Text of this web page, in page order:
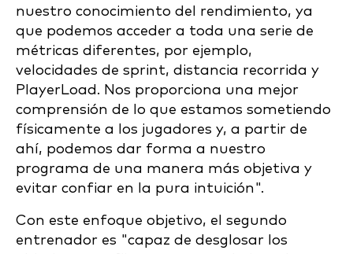
nuestro conocimiento del rendimiento, ya
que podemos acceder a toda una serie de
métricas diferentes, por ejemplo,
velocidades de sprint, distancia recorrida y
PlayerLoad. Nos proporciona una mejor
comprensión de lo que estamos sometiendo
físicamente a los jugadores y, a partir de
ahí, podemos dar forma a nuestro
programa de una manera más objetiva y
evitar confiar en la pura intuición".
Con este enfoque objetivo, el segundo
entrenador es "capaz de desglosar los